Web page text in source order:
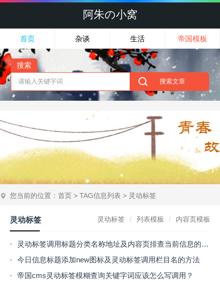
阿朱の小窝
首页 杂谈 生活 帝国模板
搜索
您当前的位置： 首页 > TAG信息列表 > 灵动标签
灵动标签 列表模板 内容页模板
灵动标签
灵动标签调用标题分类名称地址及内容页排查当前信息的方法
今日信息标题添加new图标及灵动标签调用栏目名的方法
帝国cms灵动标签模糊查询关键字词应该怎么写调用？